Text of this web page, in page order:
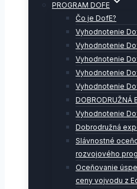
PROGRAM DOFE
Čo je DofE?
Vyhodnotenie
Vyhodnotenie
Vyhodnotenie
Vyhodnotenie
Vyhodnotenie
DOBRODRUŽNÁ
Vyhodnotenie
Dobrodružná
Slávnostné
rozvojového
Oceňovanie
ceny vojvodu z